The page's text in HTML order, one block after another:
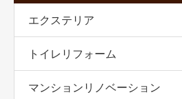
エクステリア
トイレリフォーム
マンションリノベーション